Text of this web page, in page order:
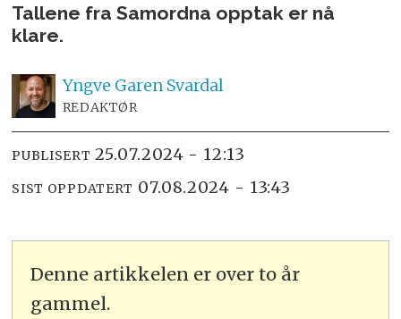
Tallene fra Samordna opptak er nå
klare.
Yngve Garen Svardal
REDAKTØR
PUBLISERT 25.07.2024 - 12:13
SIST OPPDATERT 07.08.2024 - 13:43
Denne artikkelen er over to år
gammel.